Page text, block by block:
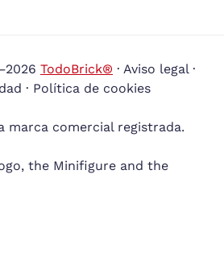
TodoBrick® · Aviso legal·
· Política de cookies
marca comercial registrada.
the Minifigure and the